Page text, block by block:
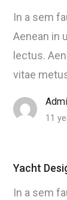
In a sem
Aenean in
lectus.
vitae
11
Yacht
In a sem